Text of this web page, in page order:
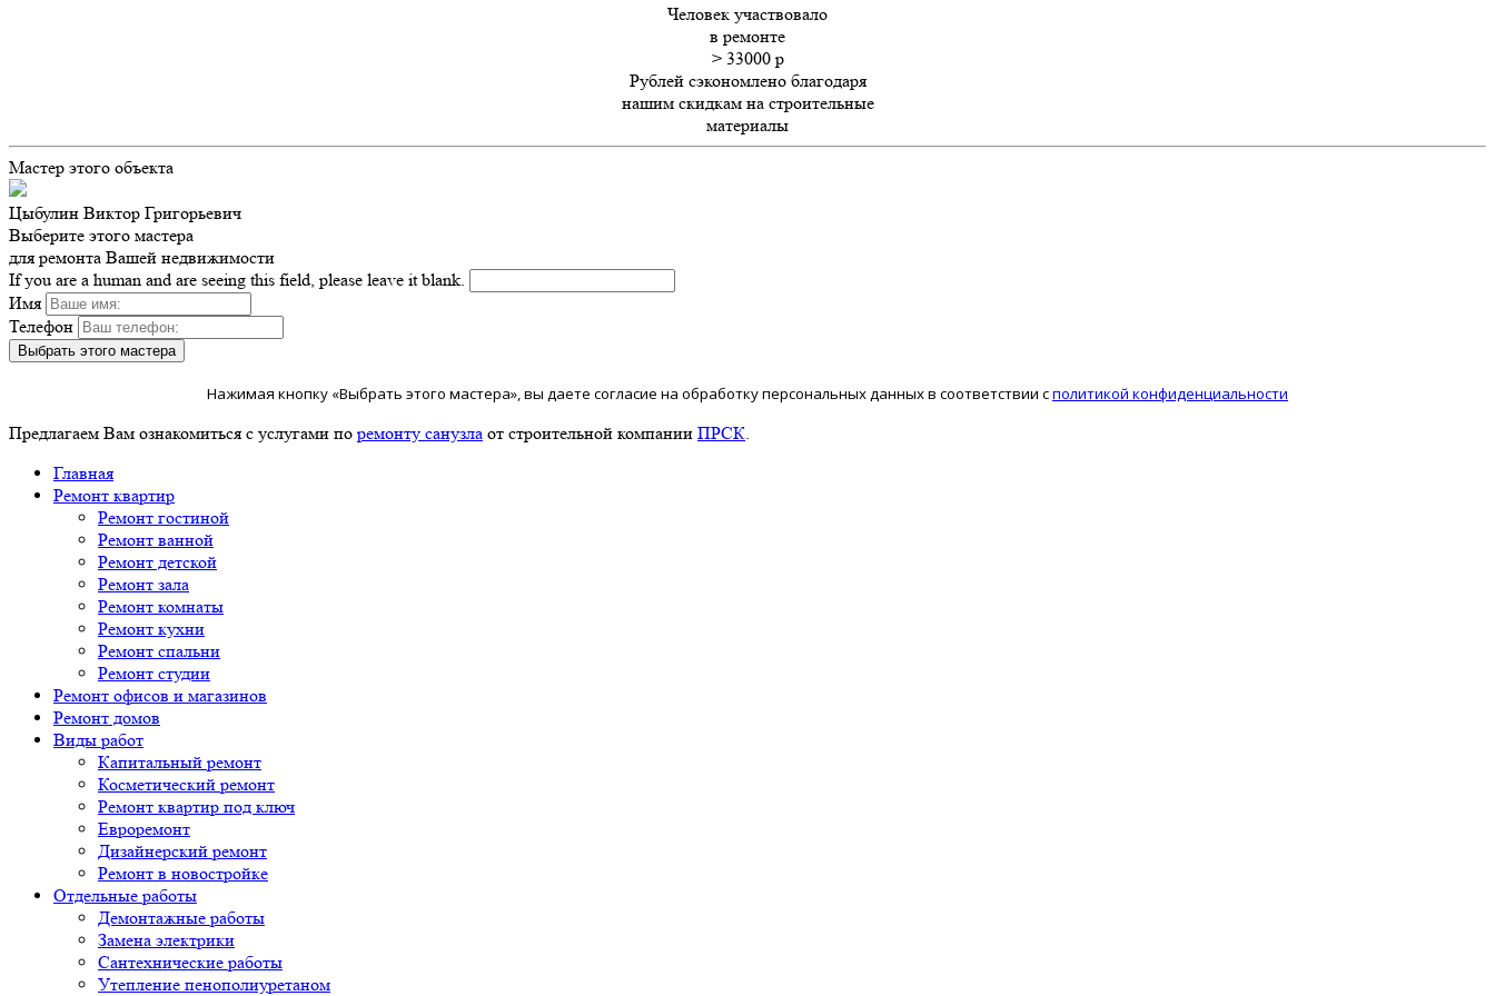
Человек участвовало
в ремонте
> 33000 p
Рублей сэкономлено благодаря
нашим скидкам на строительные
материалы
Мастер этого объекта
Цыбулин Виктор Григорьевич
Выберите этого мастера
для ремонта Вашей недвижимости
If you are a human and are seeing this field, please leave it blank.
Имя
Телефон
Нажимая кнопку «Выбрать этого мастера», вы даете согласие на обработку персональных данных в соответствии сполитикой конфиденциальности
Предлагаем Вам ознакомиться с услугами по ремонту санузла от строительной компании ПРСК.
Главная
Ремонт квартир
Ремонт гостиной
Ремонт ванной
Ремонт детской
Ремонт зала
Ремонт комнаты
Ремонт кухни
Ремонт спальни
Ремонт студии
Ремонт офисов и магазинов
Ремонт домов
Виды работ
Капитальный ремонт
Косметический ремонт
Ремонт квартир под ключ
Евроремонт
Дизайнерский ремонт
Ремонт в новостройке
Отдельные работы
Демонтажные работы
Замена электрики
Сантехнические работы
Утепление пенополиуретаном